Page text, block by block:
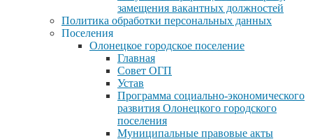
замещения вакантных должностей
Политика обработки персональных данных
Поселения
Олонецкое городское поселение
Главная
Совет ОГП
Устав
Программа социально-экономического
развития Олонецкого городского
поселения
Муниципальные правовые акты